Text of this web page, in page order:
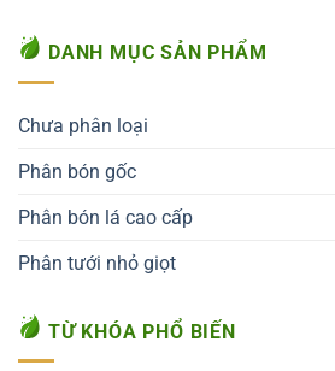
DANH MỤC SẢN PHẨM
Chưa phân loại
Phân bón gốc
Phân bón lá cao cấp
Phân tưới nhỏ giọt
TỪ KHÓA PHỔ BIẾN